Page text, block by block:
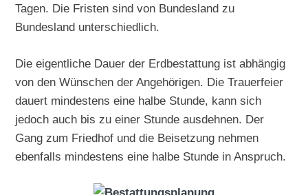
Tagen. Die Fristen sind von Bundesland zu
Bundesland unterschiedlich.
Die eigentliche Dauer der Erdbestattung ist abhängig
von den Wünschen der Angehörigen. Die Trauerfeier
dauert mindestens eine halbe Stunde, kann sich
jedoch auch bis zu einer Stunde ausdehnen. Der
Gang zum Friedhof und die Beisetzung nehmen
ebenfalls mindestens eine halbe Stunde in Anspruch.